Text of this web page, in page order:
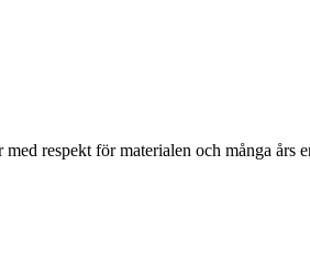
respekt för materialen och många års